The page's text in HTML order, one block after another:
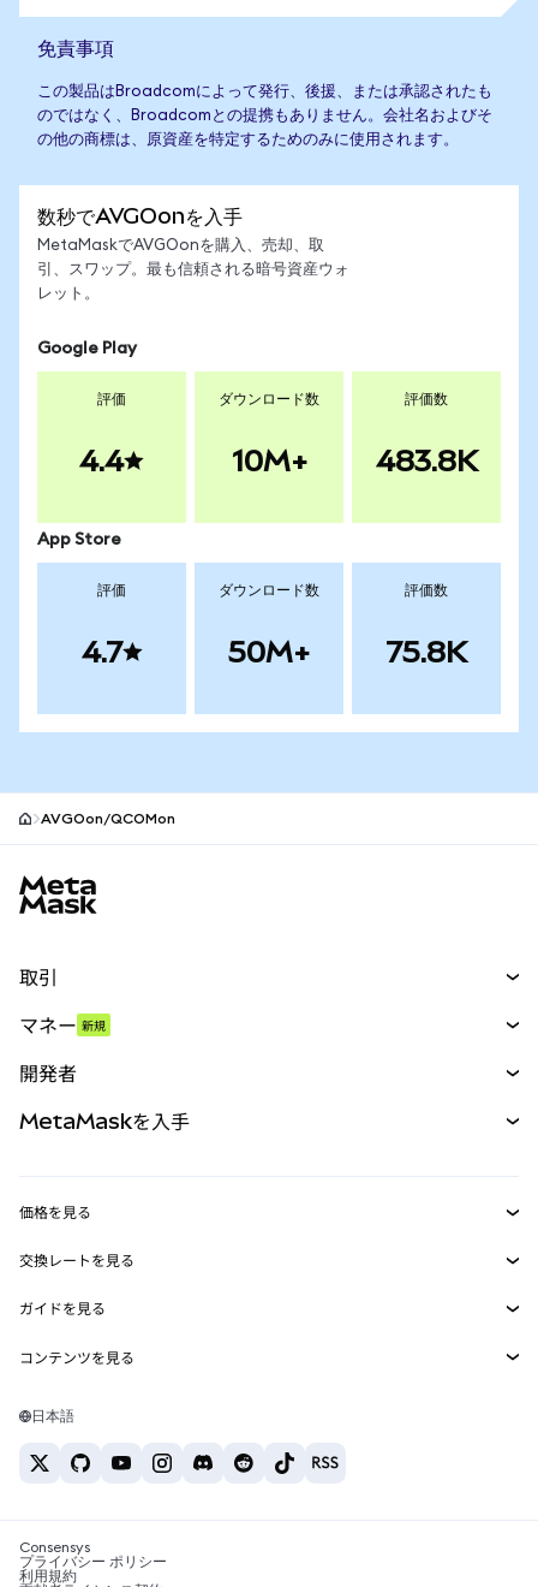
免責事項
この製品はBroadcomによって発行、後援、または承認されたも
のではなく、Broadcomとの提携もありません。会社名およびそ
の他の商標は、原資産を特定するためのみに使用されます。
数秒でAVGOonを入手
MetaMaskでAVGOonを購入、売却、取
引、スワップ。最も信頼される暗号資産ウォ
レット。
Google Play
評価
4.4
ダウンロード数
10M+
評価数
483.8K
App Store
評価
4.7
ダウンロード数
50M+
評価数
75.8K
AVGOon/QCOMon
取引
パーペチュアル
RWA
マネー 新規
開発者
MetaMask Connect
Snaps
Web3サービス
MetaMaskを入手
セキュリティ
サポート
キャリア
お問い合わせ
価格を見る
イーサリアムの価格
Solanaの価格
Tetherの価格
交換レートを見る
ETH→USD
USDT→INR
BTC→INR
ETH→USDT
ガイドを見る
ETHの購入
USDTの購入
SHIBの購入
BNBの購入
コンテンツを見る
Solanaウォレット
税制関連ニュース
日本語
Consensys
プライバシー ポリシー
利用規約